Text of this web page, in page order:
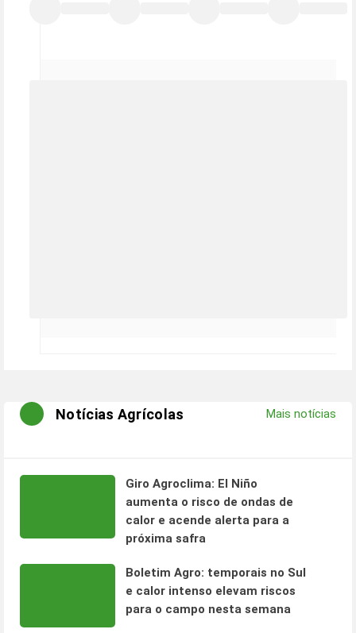
Notícias Agrícolas Mais notícias
Giro Agroclima: El Niño
aumenta o risco de ondas de
calor e acende alerta para a
próxima safra
Boletim Agro: temporais no Sul
e calor intenso elevam riscos
para o campo nesta semana